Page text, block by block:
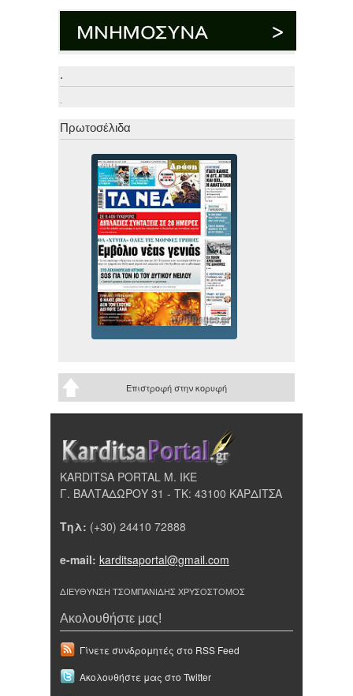
.
.
Πρωτοσέλιδα
Επιστροφή στην κορυφή
KARDITSA PORTAL Μ. ΙΚΕ
Γ. ΒΑΛΤΑΔΩΡΟΥ 31 - ΤΚ: 43100 ΚΑΡΔΙΤΣΑ
Τηλ: (+30) 24410 72888
e-mail: karditsaportal@gmail.com
ΔΙΕΥΘΥΝΣΗ ΤΣΟΜΠΑΝΙΔΗΣ ΧΡΥΣΟΣΤΟΜΟΣ
Ακολουθήστε μας!
Γίνετε συνδρομητές στο RSS Feed
Ακολουθήστε μας στο Twitter